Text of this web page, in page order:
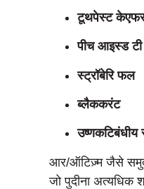
टूथपेस्ट
पीच आइस्ड टी
स्‍ट्रॉबेरि फल
ब्लैककरंट
उष्णकटिबंधीय
आर/ऑटिज़्म जैसे
जो पुदीना अत्यधिक